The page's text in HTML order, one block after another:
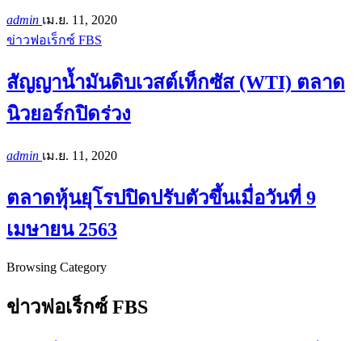
admin เม.ย. 11, 2020
ข่าวฟอเร็กซ์ FBS
สัญญาน้ำมันดิบเวสต์เท็กซัส (WTI) ตลาด
นิวยอร์กปิดร่วง
admin เม.ย. 11, 2020
ตลาดหุ้นยุโรปปิดปรับตัวขึ้นเมื่อวันที่ 9
เมษายน 2563
Browsing Category
ข่าวฟอเร็กซ์ FBS